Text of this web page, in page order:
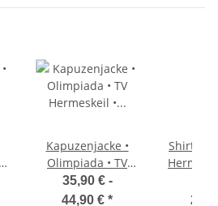
Kapuzenjacke •
Olimpiada • TV
Hermeskeil • Rot •
Langarm
35,90 € -
44,90 € *
Shirt •